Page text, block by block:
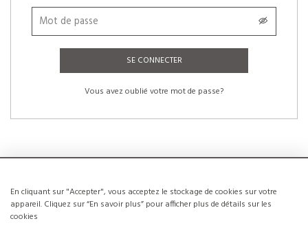
En cliquant sur "Accepter", vous acceptez le stockage de cookies sur votre
appareil. Cliquez sur “En savoir plus” pour afficher plus de détails sur les
cookies
SE CONNECTER
Vous avez oublié votre mot de passe?
NOUVEAUX CLIENTS
La création d’un compte a de nombreux avantages: sauvegarder la liste de vos